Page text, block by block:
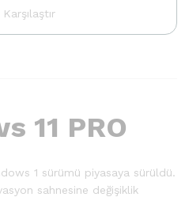
Karşılaştır
11 PRO
1 sürümü piyasaya sürüldü.
sahnesine değişiklik